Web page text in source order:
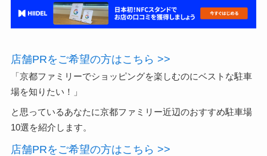
店舗PRをご希望の方はこちら >>
「京都ファミリーでショッピングを楽しむのにベストな駐車
場を知りたい！」
と思っているあなたに京都ファミリー近辺のおすすめ駐車場
10選を紹介します。
店舗PRをご希望の方はこちら >>